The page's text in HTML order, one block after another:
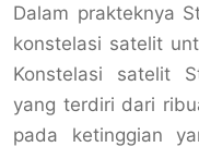
Dalam prakteknya
konstelasi satelit
Konstelasi satelit
yang terdiri dari
pada ketinggian